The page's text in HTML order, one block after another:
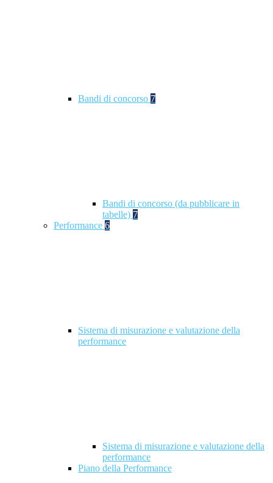
Bandi di concorso 7
Bandi di concorso (da pubblicare in
tabelle) 7
Performance 6
Sistema di misurazione e valutazione della
performance
Sistema di misurazione e valutazione della
performance
Piano della Performance